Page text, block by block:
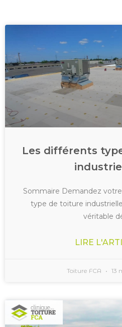
Les différents
Sommaire Demandez
type de toiture
véritable
LIRE
Toiture FCA 13